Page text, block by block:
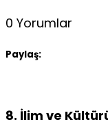
0 Yorumlar
Paylaş:
8. İlim ve